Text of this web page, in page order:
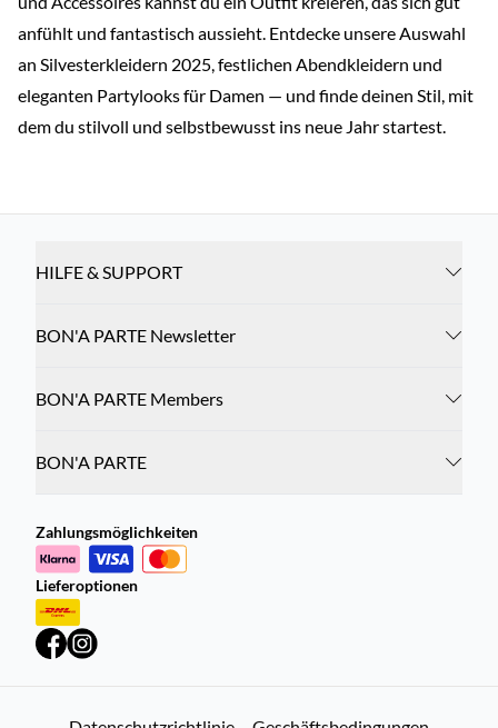
anfühlt und fantastisch aussieht. Entdecke unsere Auswahl
an Silvesterkleidern 2025, festlichen Abendkleidern und
eleganten Partylooks für Damen — und finde deinen Stil, mit
dem du stilvoll und selbstbewusst ins neue Jahr startest.
HILFE & SUPPORT
BON'A PARTE Newsletter
BON'A PARTE Members
BON'A PARTE
Zahlungsmöglichkeiten
Lieferoptionen